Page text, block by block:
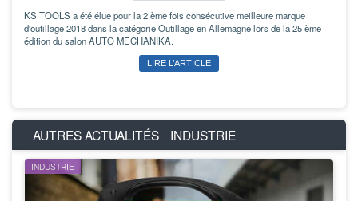
KS TOOLS a été élue pour la 2 ème fois consécutive meilleure marque
d'outillage 2018 dans la catégorie Outillage en Allemagne lors de la 25 ème
édition du salon AUTO MECHANIKA.
LIRE L’ARTICLE
AUTRES ACTUALITÉS INDUSTRIE
INDUSTRIE